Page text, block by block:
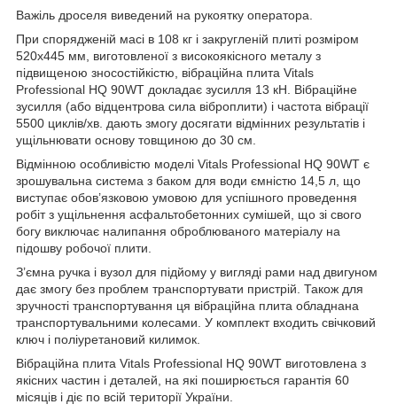
Важіль дроселя виведений на рукоятку оператора.
При спорядженій масі в 108 кг і закругленій плиті розміром
520x445 мм, виготовленої з високоякісного металу з
підвищеною зносостійкістю, вібраційна плита Vitals
Professional HQ 90WT докладає зусилля 13 кН. Вібраційне
зусилля (або відцентрова сила віброплити) і частота вібрації
5500 циклів/хв. дають змогу досягати відмінних результатів і
ущільнювати основу товщиною до 30 см.
Відмінною особливістю моделі Vitals Professional HQ 90WT є
зрошувальна система з баком для води ємністю 14,5 л, що
виступає обов’язковою умовою для успішного проведення
робіт з ущільнення асфальтобетонних сумішей, що зі свого
богу виключає налипання оброблюваного матеріалу на
підошву робочої плити.
З’ємна ручка і вузол для підйому у вигляді рами над двигуном
дає змогу без проблем транспортувати пристрій. Також для
зручності транспортування ця вібраційна плита обладнана
транспортувальними колесами. У комплект входить свічковий
ключ і поліуретановий килимок.
Вібраційна плита Vitals Professional HQ 90WT виготовлена з
якісних частин і деталей, на які поширюється гарантія 60
місяців і діє по всій території України.